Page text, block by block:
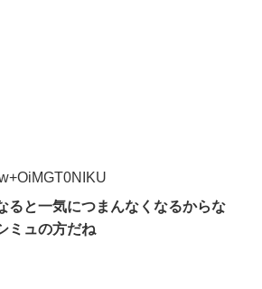
ると一気につまんなくなるからな
ミュの方だね